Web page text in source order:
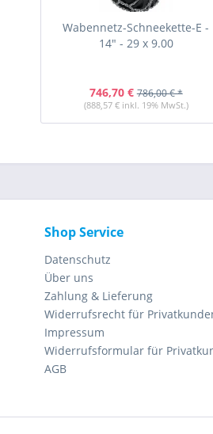
Wabennetz-Schneekette-E -
14" - 29 x 9.00
746,70 € 786,00 € *
(888,57 € inkl. 19% MwSt.)
Shop Service
Datenschutz
Über uns
Zahlung & Lieferung
Widerrufsrecht für
Impressum
Widerrufsformular für
AGB